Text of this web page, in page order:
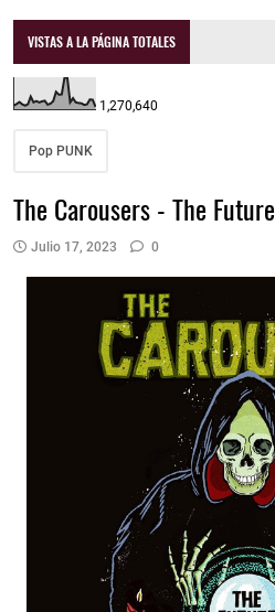
VISTAS A LA PÁGINA TOTALES
1,270,640
Pop PUNK
The Carousers - The Future
Julio 17, 2023 0